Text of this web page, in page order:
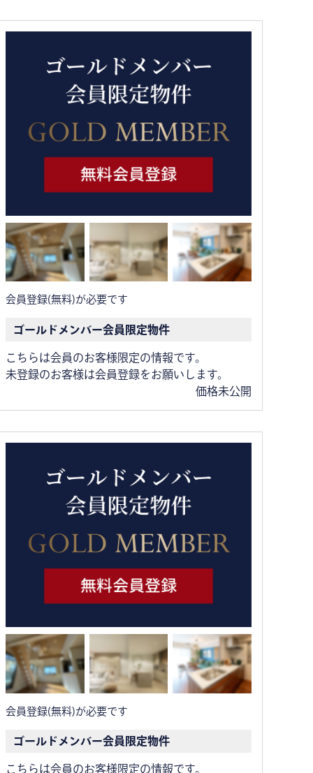
会員登録(無料)が必要です
ゴールドメンバー会員限定物件
こちらは会員のお客様限定の情報です。
未登録のお客様は会員登録をお願いします。
価格未公開
会員登録(無料)が必要です
ゴールドメンバー会員限定物件
こちらは会員のお客様限定の情報です。